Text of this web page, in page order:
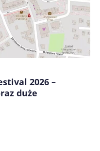
przeglądarce podczas
2026 –
duże